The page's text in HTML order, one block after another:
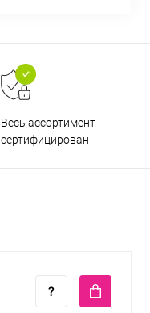
Весь ассортимент
сертифицирован